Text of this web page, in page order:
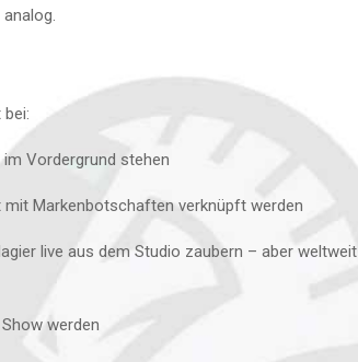
Vordergrund stehen
Markenbotschaften verknüpft werden
live aus dem Studio zaubern – aber weltweit
werden